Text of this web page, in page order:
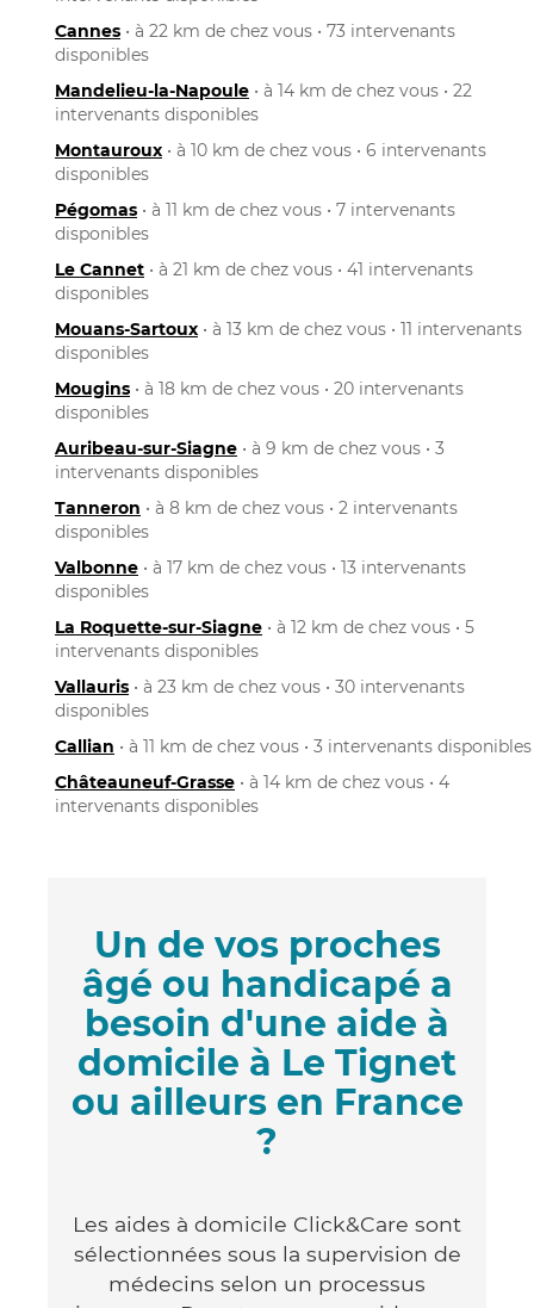
Cannes • à 22 km de chez vous • 73 intervenants
disponibles
Mandelieu-la-Napoule • à 14 km de chez vous • 22
intervenants disponibles
Montauroux • à 10 km de chez vous • 6 intervenants
disponibles
Pégomas • à 11 km de chez vous • 7 intervenants
disponibles
Le Cannet • à 21 km de chez vous • 41 intervenants
disponibles
Mouans-Sartoux • à 13 km de chez vous • 11 intervenants
disponibles
Mougins • à 18 km de chez vous • 20 intervenants
disponibles
Auribeau-sur-Siagne • à 9 km de chez vous • 3
intervenants disponibles
Tanneron • à 8 km de chez vous • 2 intervenants
disponibles
Valbonne • à 17 km de chez vous • 13 intervenants
disponibles
La Roquette-sur-Siagne • à 12 km de chez vous • 5
intervenants disponibles
Vallauris • à 23 km de chez vous • 30 intervenants
disponibles
Callian • à 11 km de chez vous • 3 intervenants disponibles
Châteauneuf-Grasse • à 14 km de chez vous • 4
intervenants disponibles
Un de vos proches
âgé ou handicapé a
besoin d'une aide à
domicile à Le Tignet
ou ailleurs en France
?
Les aides à domicile Click&Care sont
sélectionnées sous la supervision de
médecins selon un processus